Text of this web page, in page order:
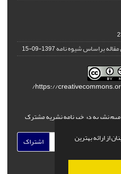
از ارائه بهترین
براساس شیوه نامه1397-09-15
https://
مهم نشریه در خبرنامه نشریه مشترک
اشتراک